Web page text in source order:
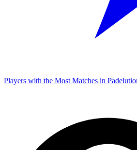
Players with the Most Matches in